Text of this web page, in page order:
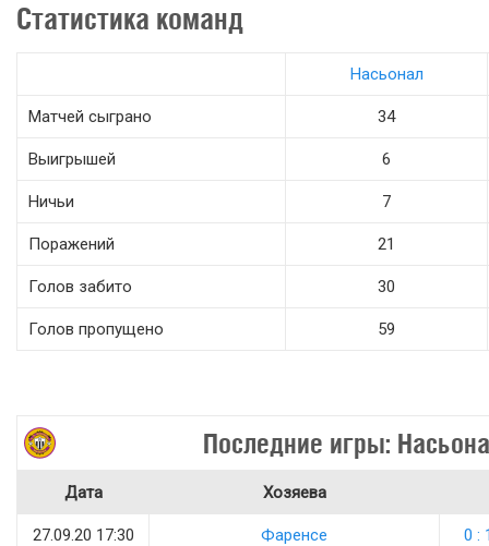
Статистика команд
Насьонал
Матчей сыграно 34
Выигрышей 6
Ничьи 7
Поражений 21
Голов забито 30
Голов пропущено 59
Последние игры:
Дата Хозяева
27.09.20 17:30 Фаренсе 0 :